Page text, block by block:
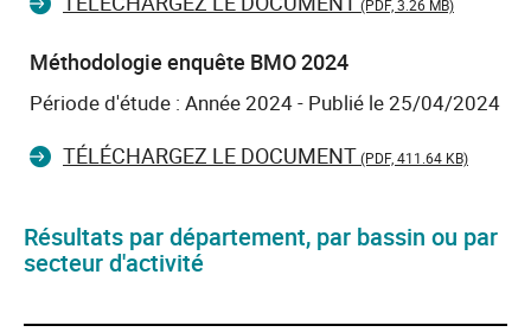
(PDF, 3.26 MB)
Méthodologie enquête BMO 2024
Période d'étude : Année 2024 - Publié le 25/04/2024
TÉLÉCHARGEZ LE DOCUMENT(PDF, 411.64 KB)
Résultats par département, par bassin ou par
secteur d'activité